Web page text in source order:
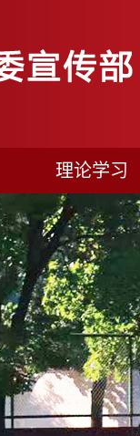
理论学习